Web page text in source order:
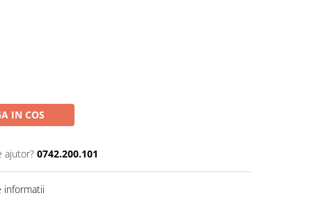
IN COS
ajutor? 0742.200.101
informatii